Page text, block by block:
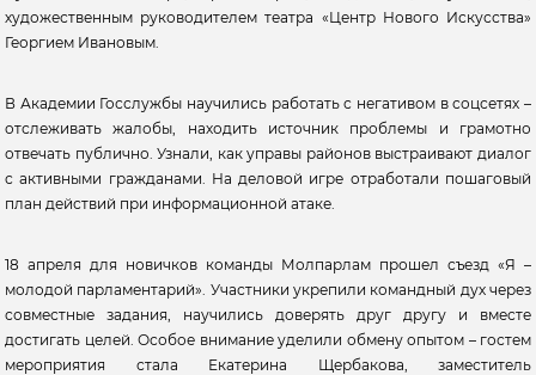
художественным руководителем театра «Центр Нового Искусства»
Георгием Ивановым.
В Академии Госслужбы научились работать с негативом в соцсетях –
отслеживать жалобы, находить источник проблемы и грамотно
отвечать публично. Узнали, как управы районов выстраивают диалог
с активными гражданами. На деловой игре отработали пошаговый
план действий при информационной атаке.
18 апреля для новичков команды Молпарлам прошел съезд «Я –
молодой парламентарий». Участники укрепили командный дух через
совместные задания, научились доверять друг другу и вместе
достигать целей. Особое внимание уделили обмену опытом – гостем
мероприятия стала Екатерина Щербакова, заместитель